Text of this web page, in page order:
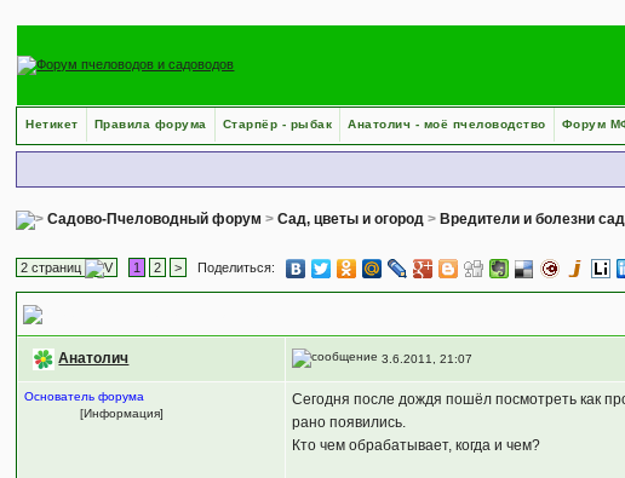
Нетикет Правила форума Старпёр - рыбак Анатолич - моё пчеловодство Форум
Садово-Пчеловодный форум >Сад, цветы и огород > Вредители и болезни
2 страниц 1 2 > Поделиться:
Анатолич 3.6.2011, 21:07
Основатель форума
[Информация]
Сегодня после дождя пошёл посмотреть как
рано появились.
Кто чем обрабатывает, когда и чем?